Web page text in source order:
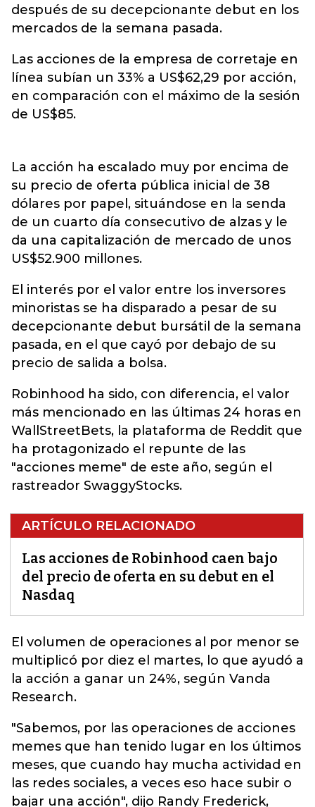
después de su decepcionante debut en los
mercados de la semana pasada.
Las acciones de la empresa de corretaje en
línea subían un 33% a US$62,29 por acción,
en comparación con el máximo de la sesión
de US$85.
La acción ha escalado muy por encima de
su precio de oferta pública inicial de 38
dólares por papel, situándose en la senda
de un cuarto día consecutivo de alzas y le
da una capitalización de mercado de unos
US$52.900 millones.
El interés por el valor entre los inversores
minoristas se ha disparado a pesar de su
decepcionante debut bursátil de la semana
pasada, en el que cayó por debajo de su
precio de salida a bolsa.
Robinhood ha sido, con diferencia, el valor
más mencionado en las últimas 24 horas en
WallStreetBets, la plataforma de Reddit que
ha protagonizado el repunte de las
"acciones meme" de este año, según el
rastreador SwaggyStocks.
ARTÍCULO RELACIONADO
Las acciones de Robinhood caen bajo
del precio de oferta en su debut en el
Nasdaq
El volumen de operaciones al por menor se
multiplicó por diez el martes, lo que ayudó a
la acción a ganar un 24%, según Vanda
Research.
"Sabemos, por las operaciones de acciones
memes que han tenido lugar en los últimos
meses, que cuando hay mucha actividad en
las redes sociales, a veces eso hace subir o
bajar una acción", dijo Randy Frederick,